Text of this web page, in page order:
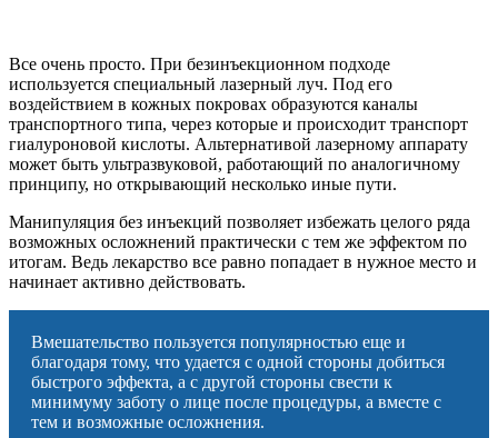
Все очень просто. При безинъекционном подходе
используется специальный лазерный луч. Под его
воздействием в кожных покровах образуются каналы
транспортного типа, через которые и происходит транспорт
гиалуроновой кислоты. Альтернативой лазерному аппарату
может быть ультразвуковой, работающий по аналогичному
принципу, но открывающий несколько иные пути.
Манипуляция без инъекций позволяет избежать целого ряда
возможных осложнений практически с тем же эффектом по
итогам. Ведь лекарство все равно попадает в нужное место и
начинает активно действовать.
Вмешательство пользуется популярностью еще и
благодаря тому, что удается с одной стороны добиться
быстрого эффекта, а с другой стороны свести к
минимуму заботу о лице после процедуры, а вместе с
тем и возможные осложнения.